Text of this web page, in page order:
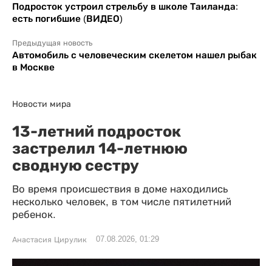
Подросток устроил стрельбу в школе Таиланда:
есть погибшие (ВИДЕО)
Предыдущая новость
Автомобиль с человеческим скелетом нашел рыбак
в Москве
Новости мира
13-летний подросток
застрелил 14-летнюю
сводную сестру
Во время происшествия в доме находились
несколько человек, в том числе пятилетний
ребенок.
Анастасия Цирулик 07.08.2026, 01:29